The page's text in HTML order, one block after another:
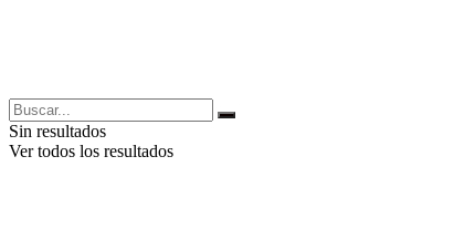
Sin resultados
Ver todos los resultados